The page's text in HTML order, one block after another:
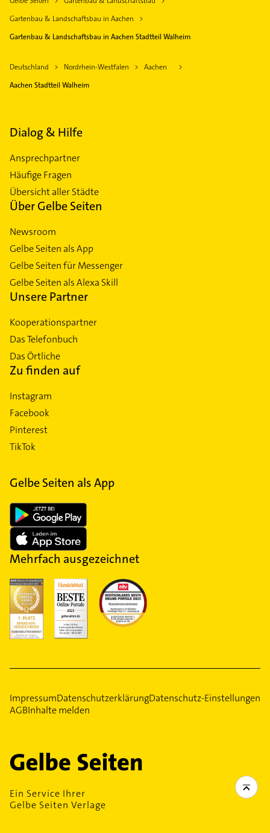
Gartenbau & Landschaftsbau in Aachen
Gartenbau & Landschaftsbau in Aachen Stadtteil Walheim
Deutschland Nordrhein-Westfalen
Aachen
Aachen Stadtteil Walheim
Dialog & Hilfe
Ansprechpartner
Häufige Fragen
Übersicht aller Städte
Über Gelbe Seiten
Newsroom
Gelbe Seiten als App
Gelbe Seiten für Messenger
Gelbe Seiten als Alexa Skill
Unsere Partner
Kooperationspartner
Das Telefonbuch
Das Örtliche
Zu finden auf
Instagram
Facebook
Pinterest
TikTok
Gelbe Seiten als App
Mehrfach ausgezeichnet
ImpressumDatenschutzerklärungDatenschutz-Einstellungen
AGBInhalte melden
Ein Service Ihrer
Gelbe Seiten Verlage